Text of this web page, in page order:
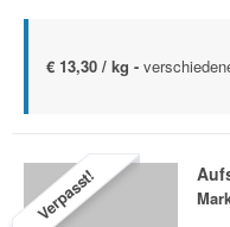
€ 13,30 / kg -
Verpasst!